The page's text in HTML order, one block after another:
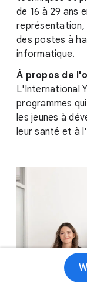
de 16 à 29 ans
représentation,
des postes à
informatique.
À propos de
L'International
programmes
les jeunes à
leur santé et à